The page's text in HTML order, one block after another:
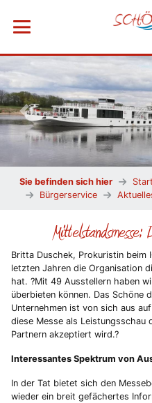
Menü öffnen
Vorheriges Bild
Sie befinden sich hier
Bürgerservice
Britta Duschek, Prokuristin beim
letzten Jahren die Organisation
hat. ?Mit 49 Ausstellern haben
überbieten können. Das Schöne
Unternehmen ist von sich aus
diese Messe als
Partnern akzeptiert wird.?
Interessantes Spektrum von
In der Tat bietet sich den
wieder ein breit gefächertes